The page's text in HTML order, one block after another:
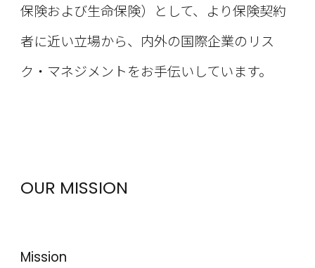
保険および生命保険）として、より保険契約
者に近い立場から、内外の国際企業のリス
ク・マネジメントをお手伝いしています。
OUR MISSION
Mission